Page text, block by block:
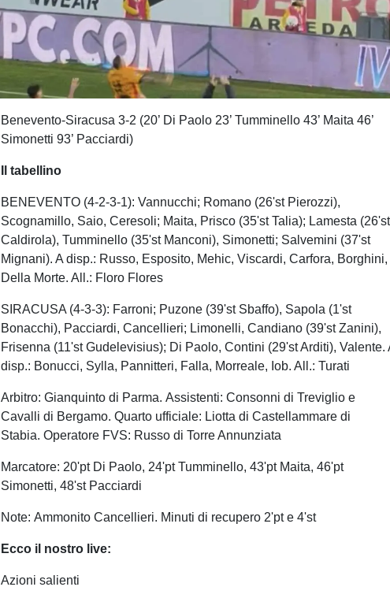
Benevento-Siracusa 3-2 (20’ Di Paolo 23’ Tumminello 43’ Maita 46’
Simonetti 93’ Pacciardi)
Il tabellino
BENEVENTO (4-2-3-1): Vannucchi; Romano (26'st Pierozzi),
Scognamillo, Saio, Ceresoli; Maita, Prisco (35'st Talia); Lamesta (26'st
Caldirola), Tumminello (35'st Manconi), Simonetti; Salvemini (37'st
Mignani). A disp.: Russo, Esposito, Mehic, Viscardi, Carfora, Borghini,
Della Morte. All.: Floro Flores
SIRACUSA (4-3-3): Farroni; Puzone (39'st Sbaffo), Sapola (1'st
Bonacchi), Pacciardi, Cancellieri; Limonelli, Candiano (39'st Zanini),
Frisenna (11'st Gudelevisius); Di Paolo, Contini (29'st Arditi), Valente.
disp.: Bonucci, Sylla, Pannitteri, Falla, Morreale, Iob. All.: Turati
Arbitro: Gianquinto di Parma. Assistenti: Consonni di Treviglio e
Cavalli di Bergamo. Quarto ufficiale: Liotta di Castellammare di
Stabia. Operatore FVS: Russo di Torre Annunziata
Marcatore: 20'pt Di Paolo, 24'pt Tumminello, 43'pt Maita, 46'pt
Simonetti, 48'st Pacciardi
Note: Ammonito Cancellieri. Minuti di recupero 2'pt e 4'st
Ecco il nostro live:
Azioni salienti